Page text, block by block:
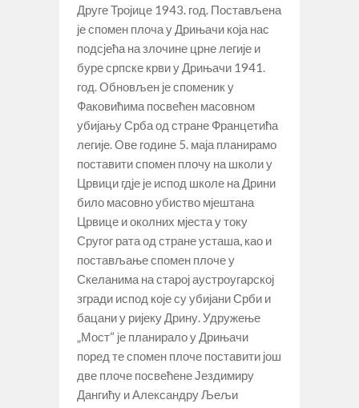
Друге Тројице 1943. год. Постављена
је спомен плоча у Дрињачи која нас
подсјећа на злочине црне легије и
буре српске крви у Дрињачи 1941.
год. Обновљен је споменик у
Факовићима посвећен масовном
убијању Срба од стране Францетића
легије. Ове године 5. маја планирамо
поставити спомен плочу на школи у
Црвици гдје је испод школе на Дрини
било масовно убиство мјештана
Црвице и околних мјеста у току
Сругог рата од стране усташа, као и
постављање спомен плоче у
Скеланима на старој аустроугарској
згради испод које су убијани Срби и
бацани у ријеку Дрину. Удружење
„Мост“ је планирало у Дрињачи
поред те спомен плоче поставити још
две плоче посвећене Јездимиру
Дангићу и Александру Љељи